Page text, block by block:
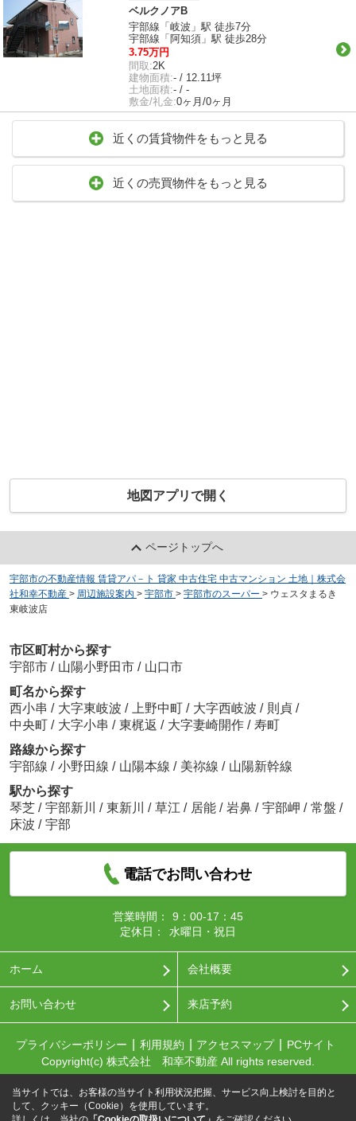
ベルクノアB
宇部線「岐波」駅 徒歩7分
宇部線「阿知須」駅 徒歩28分
3.75万円
間取:2K
建物面積:- / 12.11坪
土地面積:- / -
敷金/礼金:0ヶ月/0ヶ月
近くの賃貸物件をもっと見る
近くの売買物件をもっと見る
地図アプリで開く
ページトップへ
宇部市の不動産情報 賃貸アパ－ト 貸家 中古住宅 中古マンション 土地｜株式会
社和幸不動産 > 周辺施設案内 > 宇部市 > 宇部市のスーパー > ウェスタまるき
東岐波店
市区町村から探す
宇部市 / 山陽小野田市 / 山口市
町名から探す
西小串 / 大字東岐波 / 上野中町 / 大字西岐波 / 則貞 /
中央町 / 大字小串 / 東梶返 / 大字妻崎開作 / 寿町
路線から探す
宇部線 / 小野田線 / 山陽本線 / 美祢線 / 山陽新幹線
駅から探す
琴芝 / 宇部新川 / 東新川 / 草江 / 居能 / 岩鼻 / 宇部岬 / 常盤 /
床波 / 宇部
電話でお問い合わせ
営業時間：
9：00-17：45
定休日：
水曜日・祝日
ホーム 会社概要
お問い合わせ 来店予約
プライバシーポリシー 利用規約 アクセスマップ
PCサイト
Copyright(c) 株式会社 和幸不動産 All rights reserved.
当サイトでは、お客様の当サイト利用状況把握、サービス向上検討を目的と
して、クッキー（Cookie）を使用しています。